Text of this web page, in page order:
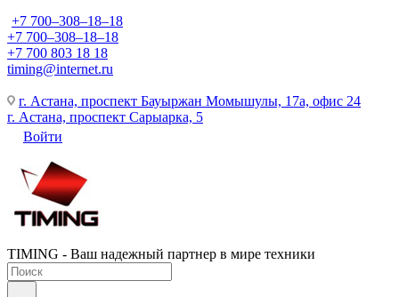
+7 700‒308‒18‒18
+7 700‒308‒18‒18
+7 700 803 18 18
timing@internet.ru
г. Астана, проспект Бауыржан Момышулы, 17а, офис 24
г. Астана, проспект Сарыарка, 5
Войти
TIMING - Ваш надежный партнер в мире техники